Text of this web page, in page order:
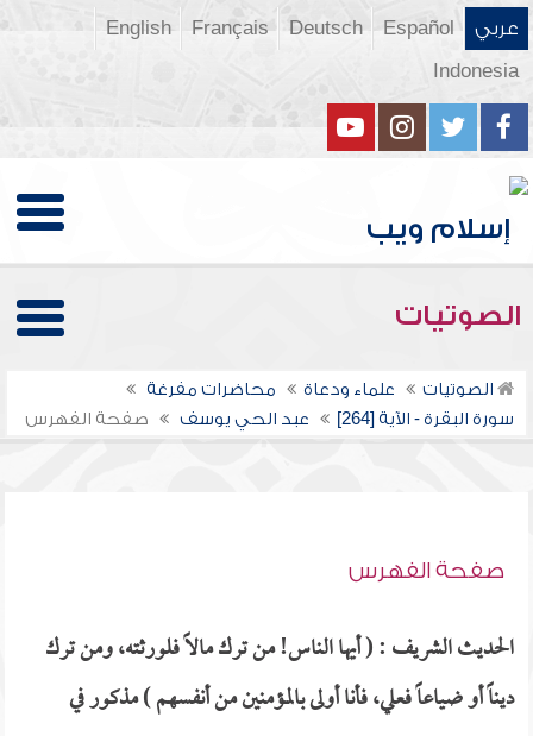
عربي Español
Deutsch
Français
English
Indonesia
الصوتيات
الصوتيات علماء ودعاة
محاضرات مفرغة
سورة البقرة - الآية [264]
عبد الحي يوسف صفحة الفهرس
صفحة الفهرس
الحديث الشريف : ( أيها الناس! من ترك مالاً فلورثته، ومن ترك
ديناً أو ضياعاً فعلي، فأنا أولى بالمؤمنين من أنفسهم ) مذكور في